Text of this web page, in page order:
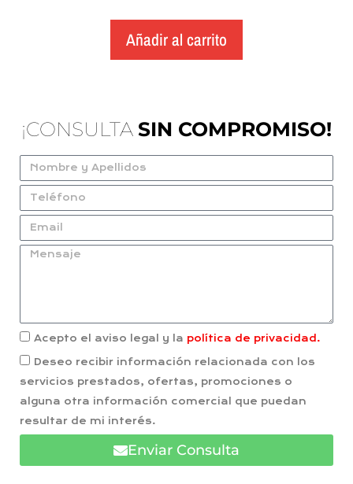
Añadir al carrito
¡CONSULTA SIN COMPROMISO!
Acepto el aviso legal y la política de privacidad.
Deseo recibir información relacionada con los
servicios prestados, ofertas, promociones o
alguna otra información comercial que puedan
resultar de mi interés.
Enviar Consulta